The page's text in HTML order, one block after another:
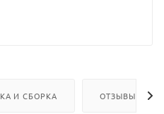
И СБОРКА ОТЗЫВЫ